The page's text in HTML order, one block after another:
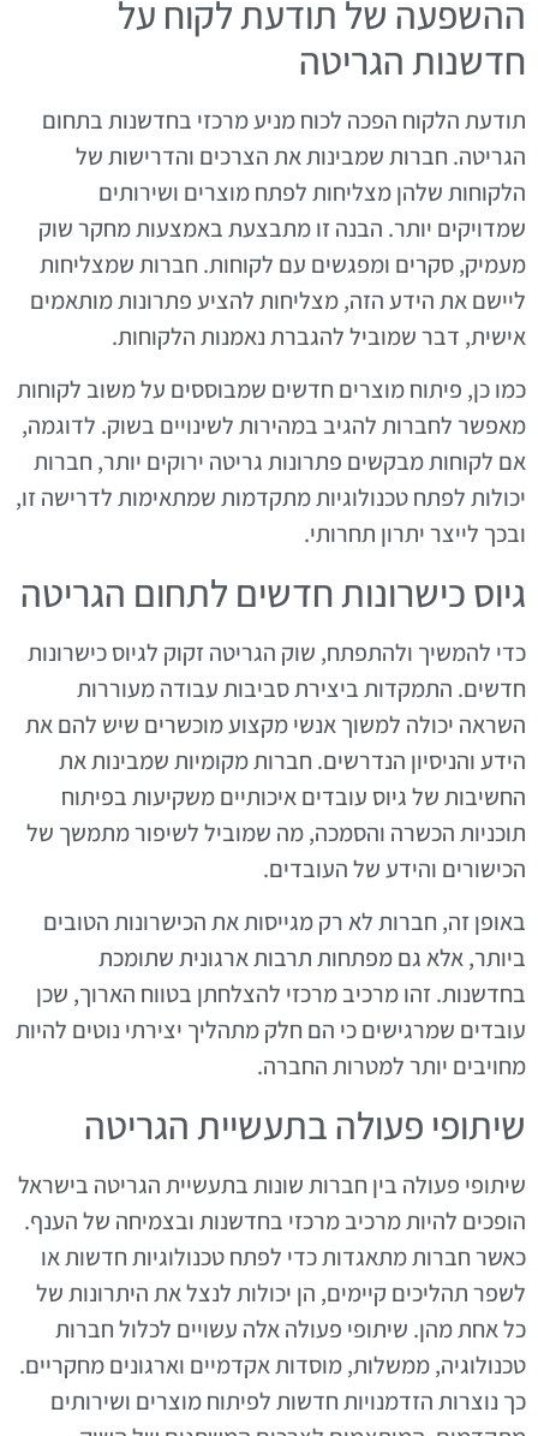
ההשפעה של תודעת לקוח על
חדשנות הגריטה
תודעת הלקוח הפכה לכוח מניע מרכזי בחדשנות בתחום
הגריטה. חברות שמבינות את הצרכים והדרישות של
הלקוחות שלהן מצליחות לפתח מוצרים ושירותים
שמדויקים יותר. הבנה זו מתבצעת באמצעות מחקר שוק
מעמיק, סקרים ומפגשים עם לקוחות. חברות שמצליחות
ליישם את הידע הזה, מצליחות להציע פתרונות מותאמים
אישית, דבר שמוביל להגברת נאמנות הלקוחות.
כמו כן, פיתוח מוצרים חדשים שמבוססים על משוב לקוחות
מאפשר לחברות להגיב במהירות לשינויים בשוק. לדוגמה,
אם לקוחות מבקשים פתרונות גריטה ירוקים יותר, חברות
יכולות לפתח טכנולוגיות מתקדמות שמתאימות לדרישה זו,
ובכך לייצר יתרון תחרותי.
גיוס כישרונות חדשים לתחום הגריטה
כדי להמשיך ולהתפתח, שוק הגריטה זקוק לגיוס כישרונות
חדשים. התמקדות ביצירת סביבות עבודה מעוררות
השראה יכולה למשוך אנשי מקצוע מוכשרים שיש להם את
הידע והניסיון הנדרשים. חברות מקומיות שמבינות את
החשיבות של גיוס עובדים איכותיים משקיעות בפיתוח
תוכניות הכשרה והסמכה, מה שמוביל לשיפור מתמשך של
הכישורים והידע של העובדים.
באופן זה, חברות לא רק מגייסות את הכישרונות הטובים
ביותר, אלא גם מפתחות תרבות ארגונית שתומכת
בחדשנות. זהו מרכיב מרכזי להצלחתן בטווח הארוך, שכן
עובדים שמרגישים כי הם חלק מתהליך יצירתי נוטים להיות
מחויבים יותר למטרות החברה.
שיתופי פעולה בתעשיית הגריטה
שיתופי פעולה בין חברות שונות בתעשיית הגריטה בישראל
הופכים להיות מרכיב מרכזי בחדשנות ובצמיחה של הענף.
כאשר חברות מתאגדות כדי לפתח טכנולוגיות חדשות או
לשפר תהליכים קיימים, הן יכולות לנצל את היתרונות של
כל אחת מהן. שיתופי פעולה אלה עשויים לכלול חברות
טכנולוגיה, ממשלות, מוסדות אקדמיים וארגונים מחקריים.
כך נוצרות הזדמנויות חדשות לפיתוח מוצרים ושירותים